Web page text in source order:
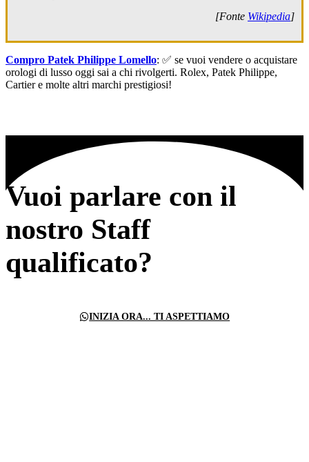
[Fonte Wikipedia]
Compro Patek Philippe Lomello: ✅ se vuoi vendere o acquistare
orologi di lusso oggi sai a chi rivolgerti. Rolex, Patek Philippe,
Cartier e molte altri marchi prestigiosi!
Vuoi parlare con il
nostro Staff
qualificato?
INIZIA ORA... TI ASPETTIAMO